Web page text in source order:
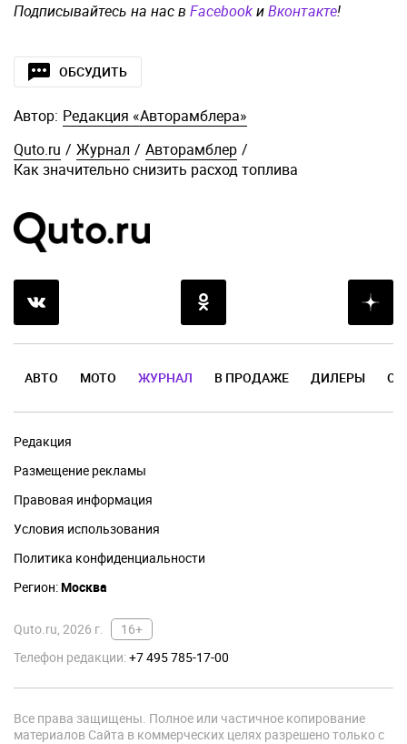
Подписывайтесь на нас в FacebookиВконтакте!
ОБСУДИТЬ
Автор: Редакция «Авторамблера»
Quto.ru / Журнал / Авторамблер /
Как значительно снизить расход топлива
АВТО МОТО ЖУРНАЛ В ПРОДАЖЕ ДИЛЕРЫ
Редакция
Размещение рекламы
Правовая информация
Условия использования
Политика конфиденциальности
Регион:Москва
Quto.ru, 2026 г.
16+
Телефон редакции:+7 495 785-17-00
Все права защищены. Полное или частичное копирование
материалов Сайта в коммерческих целях разрешено только с